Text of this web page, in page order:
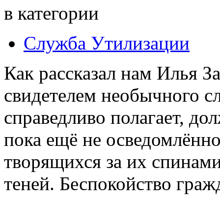
в категории
Служба Утилизации
Как рассказал нам Илья
свидетелем необычного
справедливо полагает,
пока ещё не
творящихся за их
теней. Беспокойство